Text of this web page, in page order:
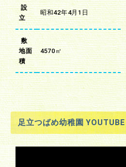
設
立
昭和42年4月1日
敷
地面
積
4570㎡
足立つばめ幼稚園 YOUTUBE